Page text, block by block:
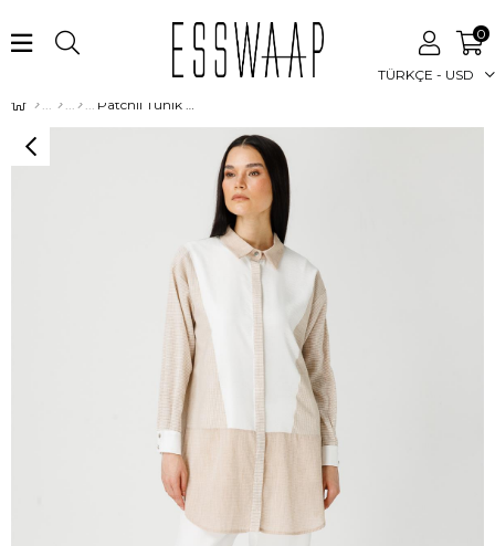
TÜRKÇE - USD
0
Patchli Tunik Bej